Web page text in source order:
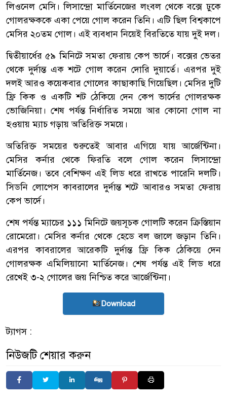
লিওনেল মেসি। লিসান্দ্রো মার্তিনেজের লংবল থেকে বক্সে ঢুকে
গোলরক্ষককে একা পেয়ে গোল করেন তিনি। এটি ছিল বিশ্বকাপে
মেসির ২০তম গোল। এই ব্যবধান নিয়েই বিরতিতে যায় দুই দল।
দ্বিতীয়ার্ধের ৫৯ মিনিটে সমতা ফেরায় কেপ ভার্দে। বক্সের ভেতর
থেকে দুর্দান্ত এক শটে গোল করেন দোরি দুয়ার্তে। এরপর দুই
দলই আরও কয়েকবার গোলের কাছাকাছি গিয়েছিল। মেসির দুটি
ফ্রি কিক ও একটি শট ঠেকিয়ে দেন কেপ ভার্দের গোলরক্ষক
ভোজিনিয়া। শেষ পর্যন্ত নির্ধারিত সময়ে আর কোনো গোল না
হওয়ায় ম্যাচ গড়ায় অতিরিক্ত সময়ে।
অতিরিক্ত সময়ের শুরুতেই আবার এগিয়ে যায় আর্জেন্টিনা।
মেসির কর্নার থেকে ফিরতি বলে গোল করেন লিসান্দ্রো
মার্তিনেজ। তবে বেশিক্ষণ এই লিড ধরে রাখতে পারেনি দলটি।
সিডনি লোপেস কাবরালের দুর্দান্ত শটে আবারও সমতা ফেরায়
কেপ ভার্দে।
শেষ পর্যন্ত ম্যাচের ১১১ মিনিটে জয়সূচক গোলটি করেন ক্রিস্তিয়ান
রোমেরো। মেসির কর্নার থেকে হেডে বল জালে জড়ান তিনি।
এরপর কাবরালের আরেকটি দুর্দান্ত ফ্রি কিক ঠেকিয়ে দেন
গোলরক্ষক এমিলিয়ানো মার্তিনেজ। শেষ পর্যন্ত এই লিড ধরে
রেখেই ৩-২ গোলের জয় নিশ্চিত করে আর্জেন্টিনা।
Download
ট্যাগস :
নিউজটি শেয়ার করুন